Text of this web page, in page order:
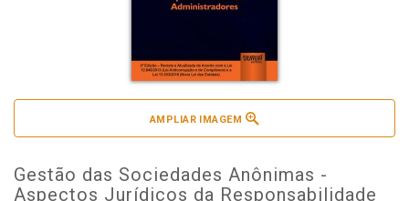
AMPLIAR IMAGEM
Gestão das Sociedades Anônimas -
Aspectos Jurídicos da Responsabilidade